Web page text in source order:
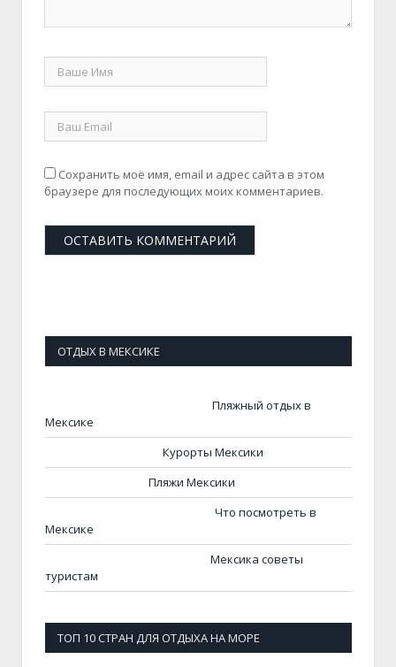
Сохранить моё имя, email и адрес сайта в этом
браузере для последующих моих комментариев.
ОТДЫХ В МЕКСИКЕ
Пляжный отдых в
Мексике
Курорты Мексики
Пляжи Мексики
Что посмотреть в
Мексике
Мексика советы
туристам
ТОП 10 СТРАН ДЛЯ ОТДЫХА НА МОРЕ